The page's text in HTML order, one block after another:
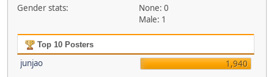
Gender stats:
None: 0
Male: 1
Top 10 Posters
junjao 1,940